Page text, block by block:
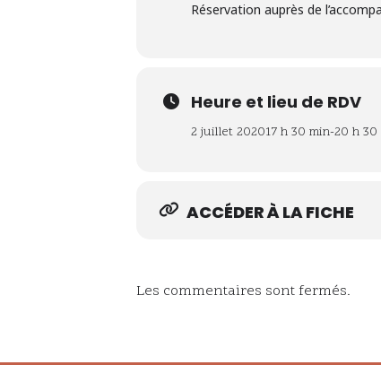
Réservation auprès de
Heure et lieu de RDV
2 juillet 202017 h 30 min-20 h 30
ACCÉDER À LA FICHE
Les commentaires sont fermés.